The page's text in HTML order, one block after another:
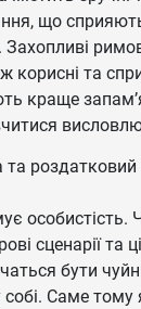
що
Захопливі
корисні та
краще
та роздатковий
особистість.
сценарії та
бути
Саме тому